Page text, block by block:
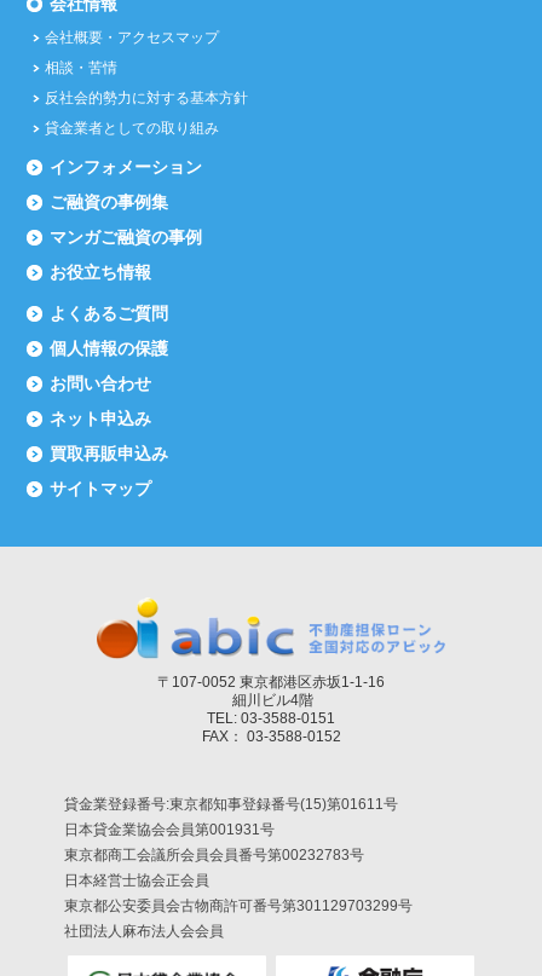
会社概要・アクセスマップ
相談・苦情
反社会的勢力に対する基本方針
貸金業者としての取り組み
インフォメーション
ご融資の事例集
マンガご融資の事例
お役立ち情報
よくあるご質問
個人情報の保護
お問い合わせ
ネット申込み
買取再販申込み
サイトマップ
〒107-0052 東京都港区赤坂1-1-16
細川ビル4階
TEL: 03-3588-0151
FAX： 03-3588-0152
貸金業登録番号:東京都知事登録番号(15)第01611号
日本貸金業協会会員第001931号
東京都商工会議所会員会員番号第00232783号
日本経営士協会正会員
東京都公安委員会古物商許可番号第301129703299号
社団法人麻布法人会会員